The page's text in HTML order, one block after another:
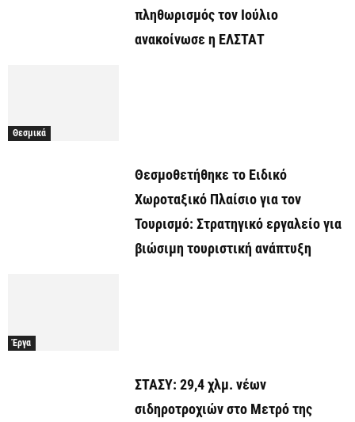
πληθωρισμός τον Ιούλιο
ανακοίνωσε η ΕΛΣΤΑΤ
Θεσμικά
Θεσμοθετήθηκε το Ειδικό
Χωροταξικό Πλαίσιο για τον
Τουρισμό: Στρατηγικό εργαλείο για
βιώσιμη τουριστική ανάπτυξη
Έργα
ΣΤΑΣΥ: 29,4 χλμ. νέων
σιδηροτροχιών στο Μετρό της